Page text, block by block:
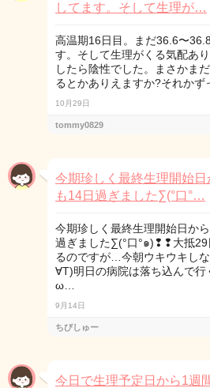
してます。そして生理が…
高温期16日目。まだ36.6〜
す。そして生理がくる気配あ
したら陰性でした。まさかま
るとかありえますか?それかず
10月29日
tommy0829
今期珍しく最終生理開始
も14日過ぎました∑(°口°…
今期珍しく最終生理開始日か
過ぎました∑(°口°๑)❢❢大抵29
るのですが…今朝ウキウキし
∀T)明日の病院は落ち込んで
ω…
9月14日
ちびしゅー
今日で生理予定日から1週